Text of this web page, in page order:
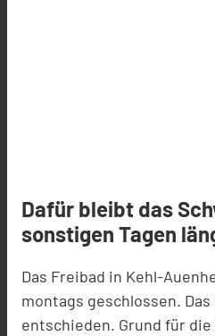
Dafür bleibt das
sonstigen Tagen
Das Freibad in Kehl-
montags geschlossen.
entschieden. Grund für